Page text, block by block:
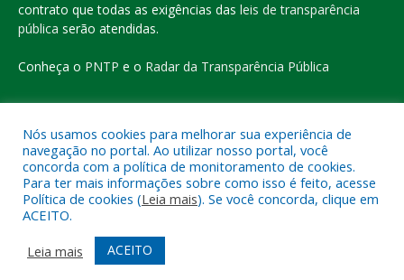
contrato que todas as exigências das leis de transparência
pública serão atendidas.
Conheça o PNTP e o Radar da Transparência Pública
Todos os direitos reservados a Prefeitura Municipal de Eldorado
do Carajás
Mapa do Site
Acessar o Webmail
Nós usamos cookies para melhorar sua experiência de
navegação no portal. Ao utilizar nosso portal, você
concorda com a política de monitoramento de cookies.
Para ter mais informações sobre como isso é feito, acesse
Política de cookies (Leia mais). Se você concorda, clique em
ACEITO.
Leia mais
ACEITO